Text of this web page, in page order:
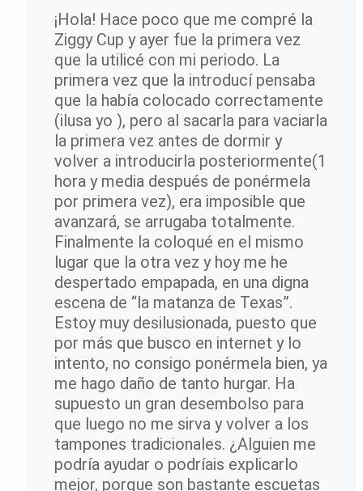
¡Hola! Hace poco que me compré la
Ziggy Cup y ayer fue la primera vez
que la utilicé con mi periodo. La
primera vez que la introducí pensaba
que la había colocado correctamente
(ilusa yo ), pero al sacarla para vaciarla
la primera vez antes de dormir y
volver a introducirla posteriormente(1
hora y media después de ponérmela
por primera vez), era imposible que
avanzará, se arrugaba totalmente.
Finalmente la coloqué en el mismo
lugar que la otra vez y hoy me he
despertado empapada, en una digna
escena de “la matanza de Texas”.
Estoy muy desilusionada, puesto que
por más que busco en internet y lo
intento, no consigo ponérmela bien, ya
me hago daño de tanto hurgar. Ha
supuesto un gran desembolso para
que luego no me sirva y volver a los
tampones tradicionales. ¿Alguien me
podría ayudar o podríais explicarlo
mejor, porque son bastante escuetas